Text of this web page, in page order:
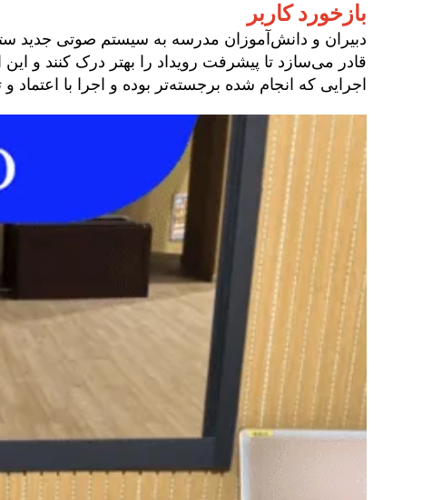
بازخورد کاربر
دبیران و دانش‌آموزان مدرسه به سیستم صوتی جدید
قادر می‌سازد تا پیشرفت رویداد را بهتر درک کنند و
اجرایی که انجام شده برجسته‌تر بوده و اجرا با